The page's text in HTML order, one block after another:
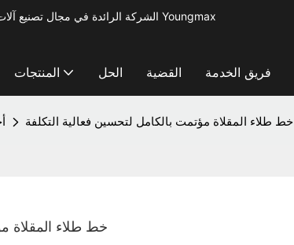
الشركة الرائدة في مجال تصنيع آلات معالجة المعادن لإنتاج أدوات المطبخ الصغيرة - آلة Youngmax
المنتجات الحل القضية فريق الخدمة
خط طلاء المقلاة مؤتمت بالكامل لتحسين فعالية التكلفة
خط طلاء المقلاة